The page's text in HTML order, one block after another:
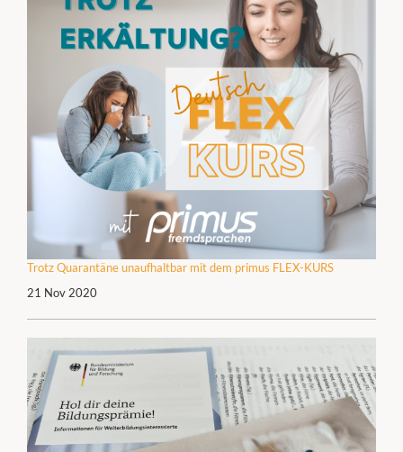
Trotz Quarantäne unaufhaltbar mit dem primus FLEX-KURS
21 Nov 2020